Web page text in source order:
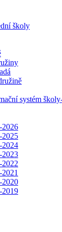
školy
systém
2026
2025
2024
2023
2020
2019